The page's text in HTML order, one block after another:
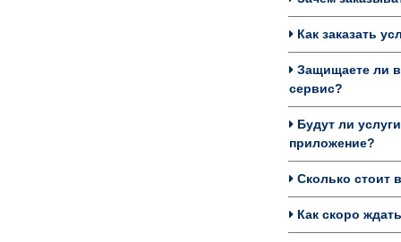
Как заказать
Защищаете ли
сервис?
Будут ли
приложение?
Сколько стоит
Как скоро